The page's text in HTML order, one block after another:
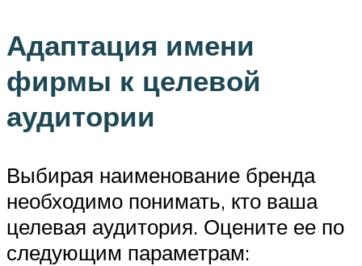
Адаптация имени
фирмы к целевой
аудитории
Выбирая наименование бренда
необходимо понимать, кто ваша
целевая аудитория. Оцените ее по
следующим параметрам: